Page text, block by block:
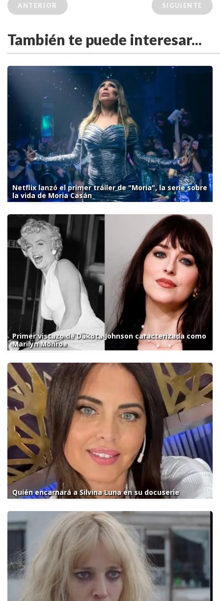
ANTERIOR SIGUIENTE
También te puede interesar...
Netflix lanzó el primer tráiler de "Moria", la serie sobre
la vida de Moria Casán
Primer vistazo de Dakota Johnson caracterizada como
Marilyn Monroe
Quién encarnará a Silvina Luna en su docuserie